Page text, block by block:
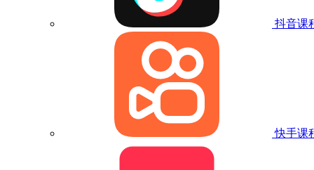
抖音课
快手课